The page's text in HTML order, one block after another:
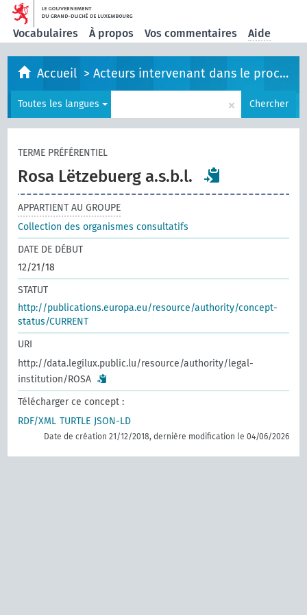
Vocabulaires À propos Vos commentaires Aide
Accueil >Acteurs intervenant dans le processus législatif
Toutes les langues × Chercher
TERME PRÉFÉRENTIEL
Rosa Lëtzebuerg a.s.b.l.
APPARTIENT AU GROUPE
Collection des organismes consultatifs
DATE DE DÉBUT
12/21/18
STATUT
http://publications.europa.eu/resource/authority/concept-
status/CURRENT
URI
http://data.legilux.public.lu/resource/authority/legal-
institution/ROSA
Télécharger ce concept :
RDF/XML TURTLE JSON-LD
Date de création 21/12/2018, dernière modification le 04/06/2026